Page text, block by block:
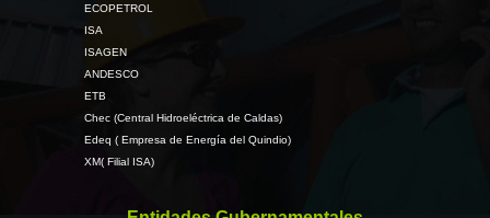
ECOPETROL
ISA
ISAGEN
ANDESCO
ETB
Chec (Central Hidroeléctrica de Caldas)
Edeq ( Empresa de Energía del Quindio)
XM( Filial ISA)